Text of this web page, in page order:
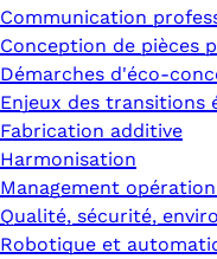
Communication
Conception de pièces
Démarches d'éco-
Enjeux des transitions
Fabrication additive
Harmonisation
Management
Qualité, sécurité,
Robotique et